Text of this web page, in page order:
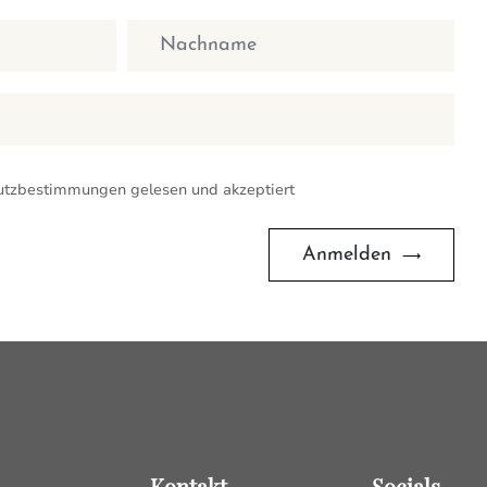
gelesen und akzeptiert
Anmelden